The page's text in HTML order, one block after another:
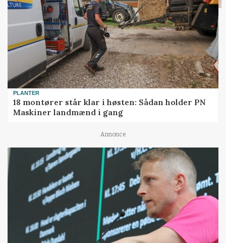
PLANTER
18 montører står klar i høsten: Sådan holder PN
Maskiner landmænd i gang
Annonce